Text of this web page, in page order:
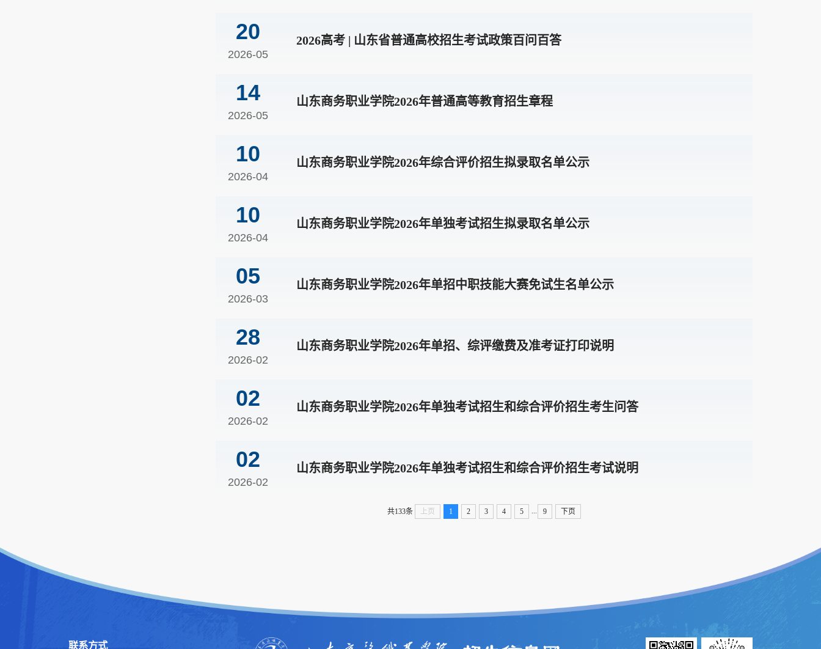
20
2026-05
2026高考 | 山东省普通高校招生考试政策百问百答
14
2026-05
山东商务职业学院2026年普通高等教育招生章程
10
2026-04
山东商务职业学院2026年综合评价招生拟录取名单公示
10
2026-04
山东商务职业学院2026年单独考试招生拟录取名单公示
05
2026-03
山东商务职业学院2026年单招中职技能大赛免试生名单公示
28
2026-02
山东商务职业学院2026年单招、综评缴费及准考证打印说明
02
2026-02
山东商务职业学院2026年单独考试招生和综合评价招生考生问答
02
2026-02
山东商务职业学院2026年单独考试招生和综合评价招生考试说明
共133条 上页 1 2 3 4 5 ... 9 下页
联系方式